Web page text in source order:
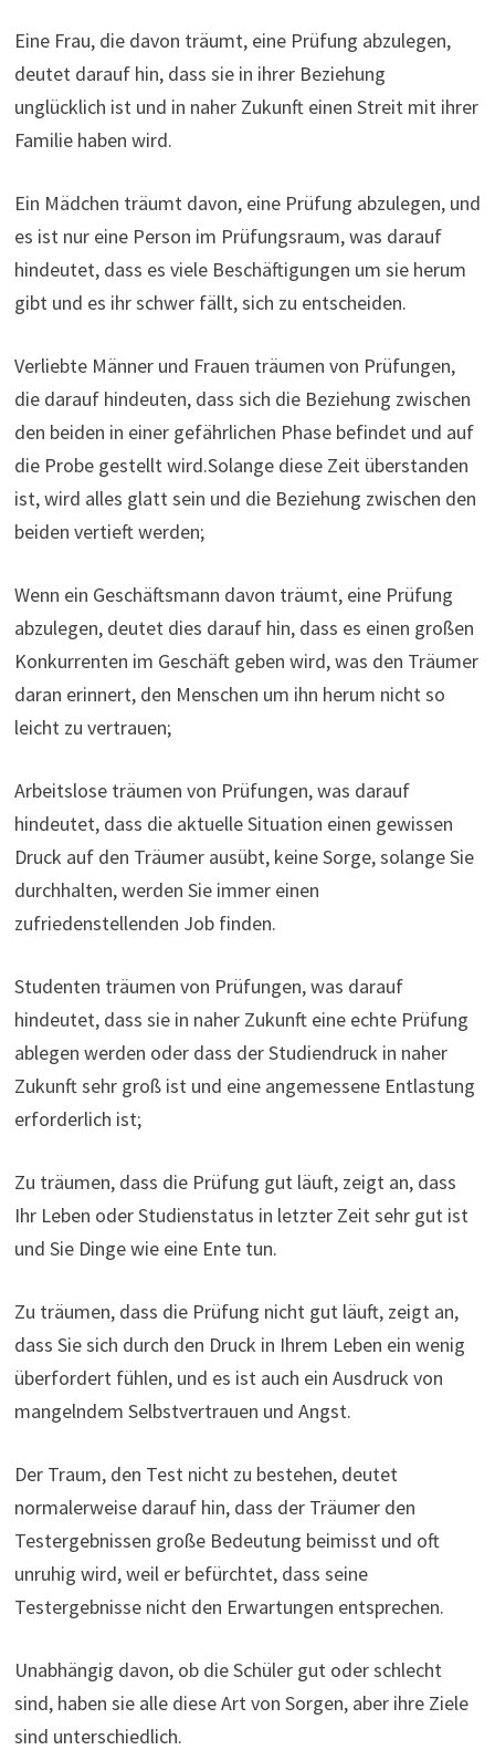
Eine Frau, die davon träumt, eine Prüfung abzulegen,
deutet darauf hin, dass sie in ihrer Beziehung
unglücklich ist und in naher Zukunft einen Streit mit ihrer
Familie haben wird.
Ein Mädchen träumt davon, eine Prüfung abzulegen, und
es ist nur eine Person im Prüfungsraum, was darauf
hindeutet, dass es viele Beschäftigungen um sie herum
gibt und es ihr schwer fällt, sich zu entscheiden.
Verliebte Männer und Frauen träumen von Prüfungen,
die darauf hindeuten, dass sich die Beziehung zwischen
den beiden in einer gefährlichen Phase befindet und auf
die Probe gestellt wird.Solange diese Zeit überstanden
ist, wird alles glatt sein und die Beziehung zwischen den
beiden vertieft werden;
Wenn ein Geschäftsmann davon träumt, eine Prüfung
abzulegen, deutet dies darauf hin, dass es einen großen
Konkurrenten im Geschäft geben wird, was den Träumer
daran erinnert, den Menschen um ihn herum nicht so
leicht zu vertrauen;
Arbeitslose träumen von Prüfungen, was darauf
hindeutet, dass die aktuelle Situation einen gewissen
Druck auf den Träumer ausübt, keine Sorge, solange Sie
durchhalten, werden Sie immer einen
zufriedenstellenden Job finden.
Studenten träumen von Prüfungen, was darauf
hindeutet, dass sie in naher Zukunft eine echte Prüfung
ablegen werden oder dass der Studiendruck in naher
Zukunft sehr groß ist und eine angemessene Entlastung
erforderlich ist;
Zu träumen, dass die Prüfung gut läuft, zeigt an, dass
Ihr Leben oder Studienstatus in letzter Zeit sehr gut ist
und Sie Dinge wie eine Ente tun.
Zu träumen, dass die Prüfung nicht gut läuft, zeigt an,
dass Sie sich durch den Druck in Ihrem Leben ein wenig
überfordert fühlen, und es ist auch ein Ausdruck von
mangelndem Selbstvertrauen und Angst.
Der Traum, den Test nicht zu bestehen, deutet
normalerweise darauf hin, dass der Träumer den
Testergebnissen große Bedeutung beimisst und oft
unruhig wird, weil er befürchtet, dass seine
Testergebnisse nicht den Erwartungen entsprechen.
Unabhängig davon, ob die Schüler gut oder schlecht
sind, haben sie alle diese Art von Sorgen, aber ihre Ziele
sind unterschiedlich.